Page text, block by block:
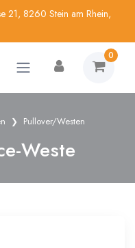
21, 8260 Stein am Rhein,
0
Pullover/Westen
Weste